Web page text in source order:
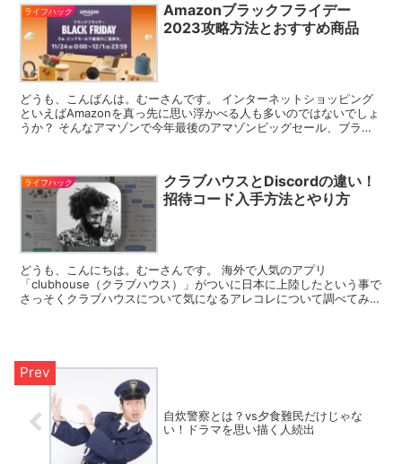
ライフハック
Amazonブラックフライデー
2023攻略方法とおすすめ商品
どうも、こんばんは。むーさんです。 インターネットショッピング
といえばAmazonを真っ先に思い浮かべる人も多いのではないでしょ
うか？ そんなアマゾンで今年最後のアマゾンビッグセール、ブラッ
ライフハック
クラブハウスとDiscordの違い！
招待コード入手方法とやり方
どうも、こんにちは。むーさんです。 海外で人気のアプリ
「clubhouse（クラブハウス）」がついに日本に上陸したという事で
さっそくクラブハウスについて気になるアレコレについて調べてみま
自炊警察とは？vs夕食難民だけじゃな
い！ドラマを思い描く人続出